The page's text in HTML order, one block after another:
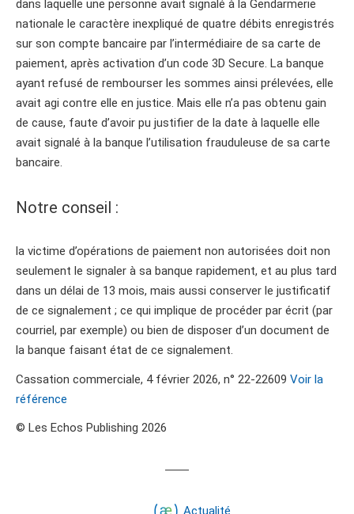
dans laquelle une personne avait signalé à la Gendarmerie
nationale le caractère inexpliqué de quatre débits enregistrés
sur son compte bancaire par l’intermédiaire de sa carte de
paiement, après activation d’un code 3D Secure. La banque
ayant refusé de rembourser les sommes ainsi prélevées, elle
avait agi contre elle en justice. Mais elle n’a pas obtenu gain
de cause, faute d’avoir pu justifier de la date à laquelle elle
avait signalé à la banque l’utilisation frauduleuse de sa carte
bancaire.
Notre conseil :
la victime d’opérations de paiement non autorisées doit non
seulement le signaler à sa banque rapidement, et au plus tard
dans un délai de 13 mois, mais aussi conserver le justificatif
de ce signalement ; ce qui implique de procéder par écrit (par
courriel, par exemple) ou bien de disposer d’un document de
la banque faisant état de ce signalement.
Cassation commerciale, 4 février 2026, n° 22-22609 Voir la
référence
© Les Echos Publishing 2026
Actualité